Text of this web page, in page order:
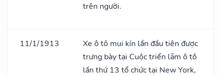
trên người.
11/1/1913
Xe ô tô mui kín lần đầu tiên được
trưng bày tại Cuộc triển lãm ô tô
lần thứ 13 tổ chức tại New York,